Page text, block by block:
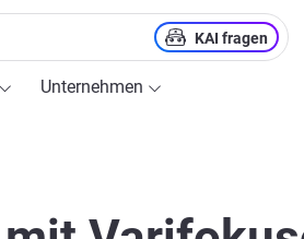
KAI fragen
Unternehmen